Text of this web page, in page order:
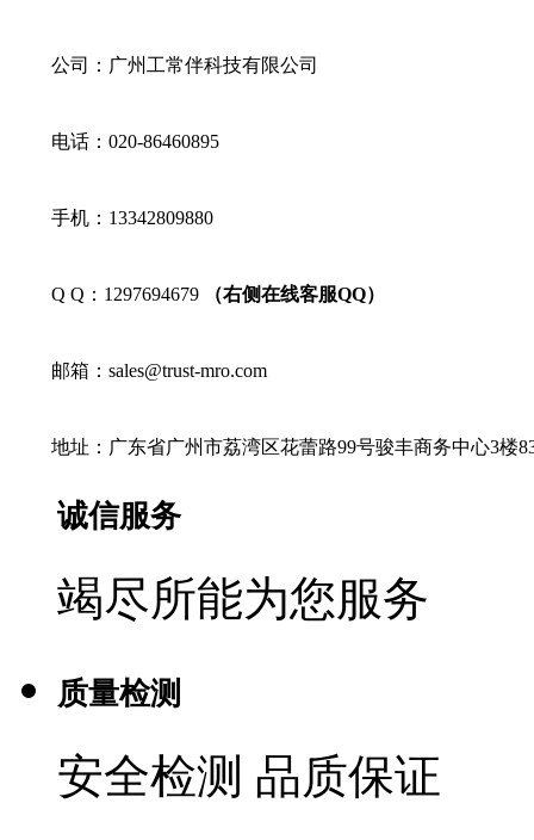
公司：广州工常伴科技有限公司
电话：020-86460895
手机：13342809880
Q Q：1297694679 （右侧在线客服QQ）
邮箱：sales@trust-mro.com
地址：广东省广州市荔湾区花蕾路99号骏丰商务中心3楼
诚信服务
竭尽所能为您服务
质量检测
安全检测 品质保证